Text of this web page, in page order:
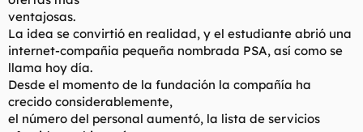
ventajosas.
La idea se convirtió en realidad, y el estudiante abrió una
internet-compañia pequeña nombrada PSA, así como se
llama hoy día.
Desde el momento de la fundación la compañía ha
crecido considerablemente,
el número del personal aumentó, la lista de servicios